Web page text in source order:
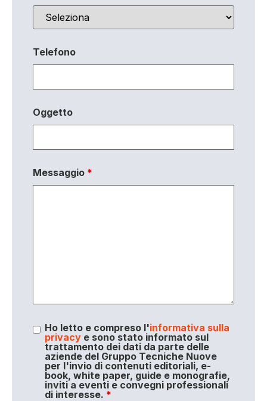
Telefono
Oggetto
Messaggio *
Ho letto e compreso l'informativa sulla
privacye sono stato informato sul
trattamento dei dati da parte delle
aziende del Gruppo Tecniche Nuove
per l'invio di contenuti editoriali, e-
book, white paper, guide e monografie,
inviti a eventi e convegni professionali
di interesse. *